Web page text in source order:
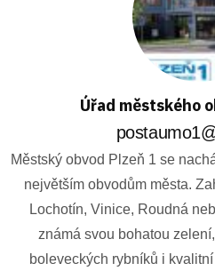
Úřad městského
Městský obvod Plzeň 1 se
největším obvodům města.
Lochotín, Vinice, Roudná
známá svou bohatou
boleveckých rybníků i